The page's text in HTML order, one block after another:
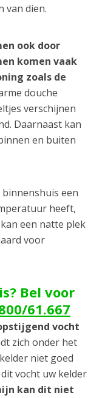
van dien.
ook door
komen vaak
zoals de
douche
verschijnen
Daarnaast kan
en buiten
een
heeft,
een natte plek
voor
Bel voor
61.667
vocht
zich onder het
niet goed
vocht uw kelder
kan dit niet